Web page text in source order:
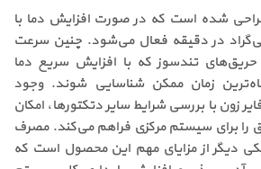
شده است که در صورت افزایش دما با
سانتی‌گراد در دقیقه فعال می‌شود. چنین سرعت
تندسوز که با افزایش سریع دما
زمان ممکن شناسایی شوند. وجود
زون با بررسی شرایط سایر دتکتورها، امکان
را برای سیستم مرکزی فراهم می‌کند. مصرف
یکی دیگر از مزایای مهم این محصول است که